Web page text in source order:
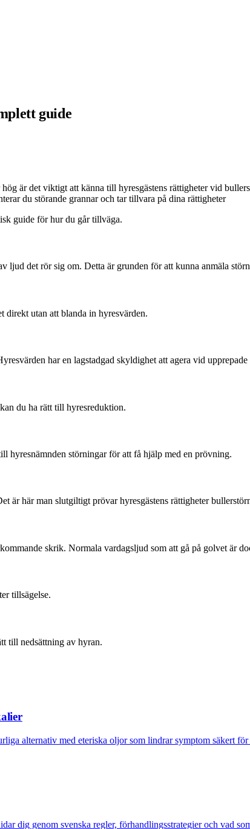
guide
är det viktigt att känna till hyresgästens rättigheter vid
du störande grannar och tar tillvara på dina rättigheter
guide för hur du går tillväga.
ljud det rör sig om. Detta är grunden för att kunna anmäla
direkt utan att blanda in hyresvärden.
har en lagstadgad skyldighet att agera vid upprepade
du ha rätt till hyresreduktion.
hyresnämnden störningar för att få hjälp med en prövning.
är här man slutgiltigt prövar hyresgästens rättigheter
skrik. Normala vardagsljud som att gå på golvet är
tillsägelse.
till nedsättning av hyran.
alternativ med eteriska oljor som lindrar symptom säkert
dig genom svenska regler, förhandlingsstrategier och vad